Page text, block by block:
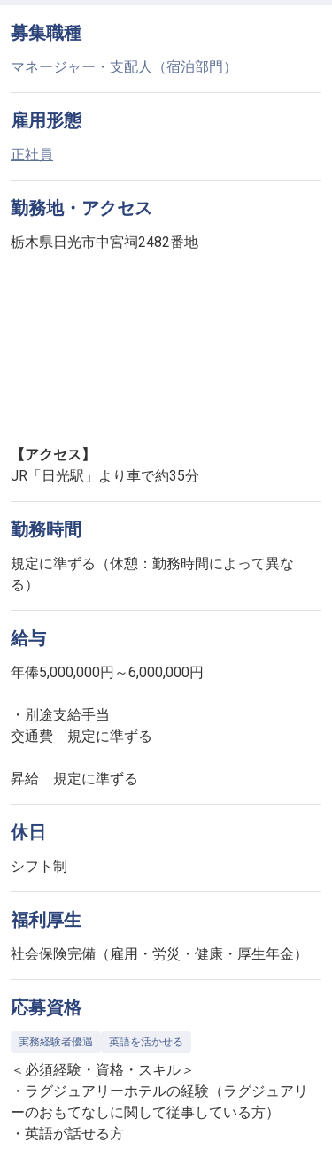
募集職種
マネージャー・支配人（宿泊部門）
雇用形態
正社員
勤務地・アクセス
栃木県日光市中宮祠2482番地
【アクセス】
JR「日光駅」より車で約35分
勤務時間
規定に準ずる（休憩：勤務時間によって異な
る）
給与
年俸5,000,000円～6,000,000円
・別途支給手当
交通費 規定に準ずる
昇給 規定に準ずる
休日
シフト制
福利厚生
応募資格
実務経験者優遇 英語を活かせる
＜必須経験・資格・スキル＞
・ラグジュアリーホテルの経験（ラグジュアリ
ーのおもてなしに関して従事している方）
・英語が話せる方